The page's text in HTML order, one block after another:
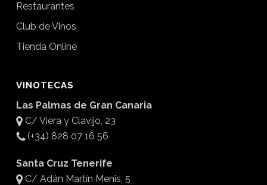
Restaurantes
Club de Vinos
Tienda Online
VINOTECAS
Las Palmas de Gran Canaria
C/ Viera y Clavijo, 23
(+34) 828 07 16 56
Santa Cruz Tenerife
C/ Adán Martín Menis, 5